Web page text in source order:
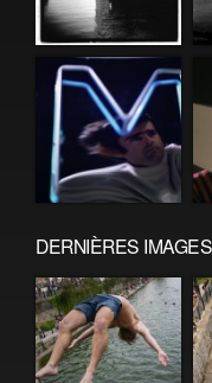
DERNIÈRES IMAGES